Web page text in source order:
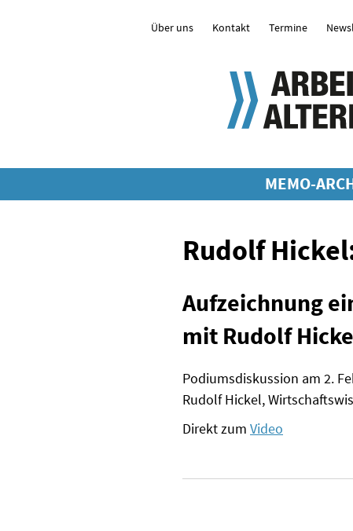
MEMO-
Über uns Kontakt Termine
Rudolf
Aufzeichnung
mit Rudolf
Podiumsdiskussion am 2.
Rudolf Hickel,
Direkt zum Video